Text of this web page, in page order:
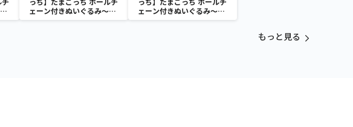
ェーン付きぬいぐるみ～
Tamagotchi Paradise～
ェーン付きぬいぐるみ～
Tamagotchi Paradise～
もっと見る